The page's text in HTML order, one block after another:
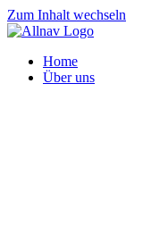
Zum Inhalt wechseln
Home
Über uns